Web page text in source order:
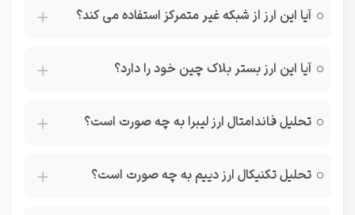
آیا این ارز از شبکه غیر متمرکز استفاده می کند؟
آیا این ارز بستر بلاک چین خود را دارد؟
تحلیل فاندامتال ارز لیبرا به چه صورت است؟
تحلیل تکنیکال ارز دییم به چه صورت است؟